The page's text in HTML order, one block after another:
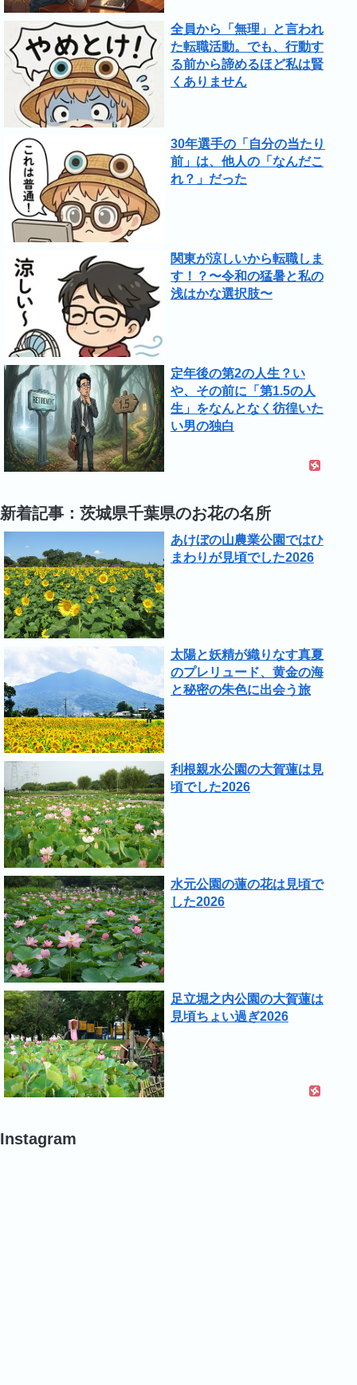
全員から「無理」と言われ
た転職活動。でも、行動す
る前から諦めるほど私は賢
くありません
30年選手の「自分の当たり
前」は、他人の「なんだこ
れ？」だった
関東が涼しいから転職しま
す！？〜令和の猛暑と私の
浅はかな選択肢〜
定年後の第2の人生？い
や、その前に「第1.5の人
生」をなんとなく彷徨いた
い男の独白
新着記事：茨城県千葉県のお花の名所
あけぼの山農業公園ではひ
まわりが見頃でした2026
太陽と妖精が織りなす真夏
のプレリュード、黄金の海
と秘密の朱色に出会う旅
利根親水公園の大賀蓮は見
頃でした2026
水元公園の蓮の花は見頃で
した2026
足立堀之内公園の大賀蓮は
見頃ちょい過ぎ2026
Instagram